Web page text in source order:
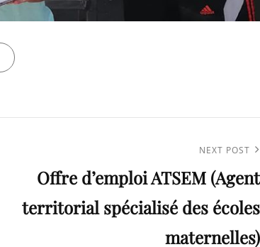
NEXT POST
Offre d’emploi ATSEM (Agent
territorial spécialisé des écoles
maternelles)